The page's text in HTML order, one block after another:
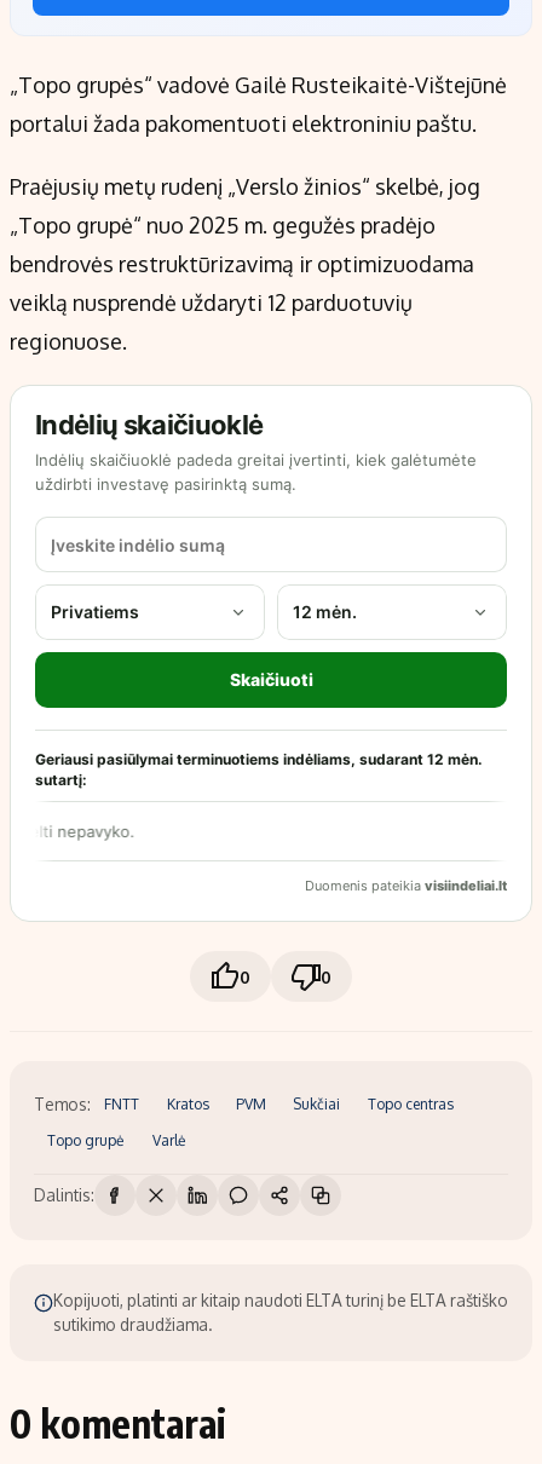
„Topo grupės“ vadovė Gailė Rusteikaitė-Vištejūnė
portalui žada pakomentuoti elektroniniu paštu.
Praėjusių metų rudenį „Verslo žinios“ skelbė, jog
„Topo grupė“ nuo 2025 m. gegužės pradėjo
bendrovės restruktūrizavimą ir optimizuodama
veiklą nusprendė uždaryti 12 parduotuvių
regionuose.
0 0
Temos: FNTT Kratos PVM Sukčiai Topo centras
Topo grupė Varlė
Dalintis:
Kopijuoti, platinti ar kitaip naudoti ELTA turinį be ELTA raštiško
sutikimo draudžiama.
0 komentarai